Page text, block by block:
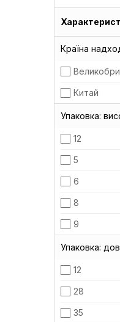
Країна
Китай
Упаковка:
12
5
6
8
9
Упаковка:
12
28
35